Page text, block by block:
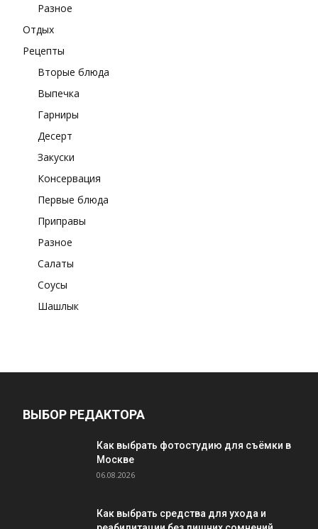
Разное
Отдых
Рецепты
Вторые блюда
Выпечка
Гарниры
Десерт
Закуски
Консервация
Первые блюда
Приправы
Разное
Салаты
Соусы
Шашлык
ВЫБОР РЕДАКТОРА
Как выбрать фотостудию для съёмки в
Москве
06.08.2026
Как выбрать средства для ухода и